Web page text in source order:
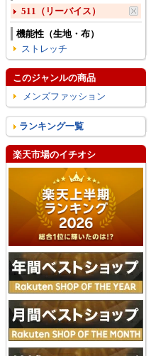
511（リーバイス）
機能性（生地・布）
ストレッチ
このジャンルの商品
メンズファッション
ランキング一覧
楽天市場のイチオシ